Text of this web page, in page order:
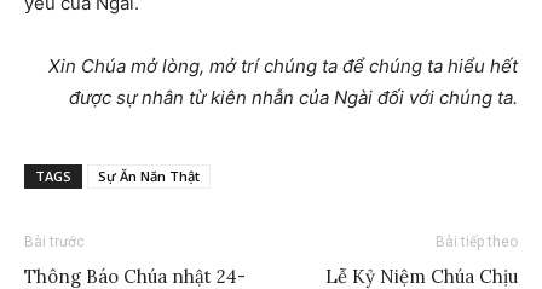
Xin Chúa mở lòng, mở trí chúng ta để chúng ta hiểu hết
được sự nhân từ kiên nhẫn của Ngài đối với chúng ta.
TAGS Sự Ăn Năn Thật
Bài trước
Thông Báo Chúa nhật 24-
Bài tiếp theo
Lễ Kỷ Niệm Chúa Chịu